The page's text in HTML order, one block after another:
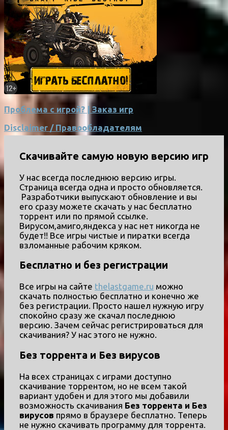
Проблема с игрой? | Заказ игр
Disclaimer / Правообладателям
Скачивайте самую новую версию игр
У нас всегда последнюю версию игры.
Страница всегда одна и просто обновляется.
Разработчики выпускают обновление и вы
его сразу можете скачать у нас бесплатно
торрент или по прямой ссылке.
Вирусом,амиго,яндекса у нас нет никогда не
будет!! Все игры чистые и пиратки всегда
взломанные рабочим кряком.
Бесплатно и без регистрации
Все игры на сайте thelastgame.ru можно
скачать полностью бесплатно и конечно же
без регистрации. Просто нашел нужную игру
спокойно сразу же скачал последнюю
версию. Зачем сейчас регистрироваться для
скачивания? У нас этого не нужно.
Без торрента и Без вирусов
На всех страницах с играми доступно
скачивание торрентом, но не всем такой
вариант удобен и для этого мы добавили
возможность скачивания Без торрента и Без
вирусов прямо в браузере бесплатно. Теперь
не нужно скачивать программу для торрента.